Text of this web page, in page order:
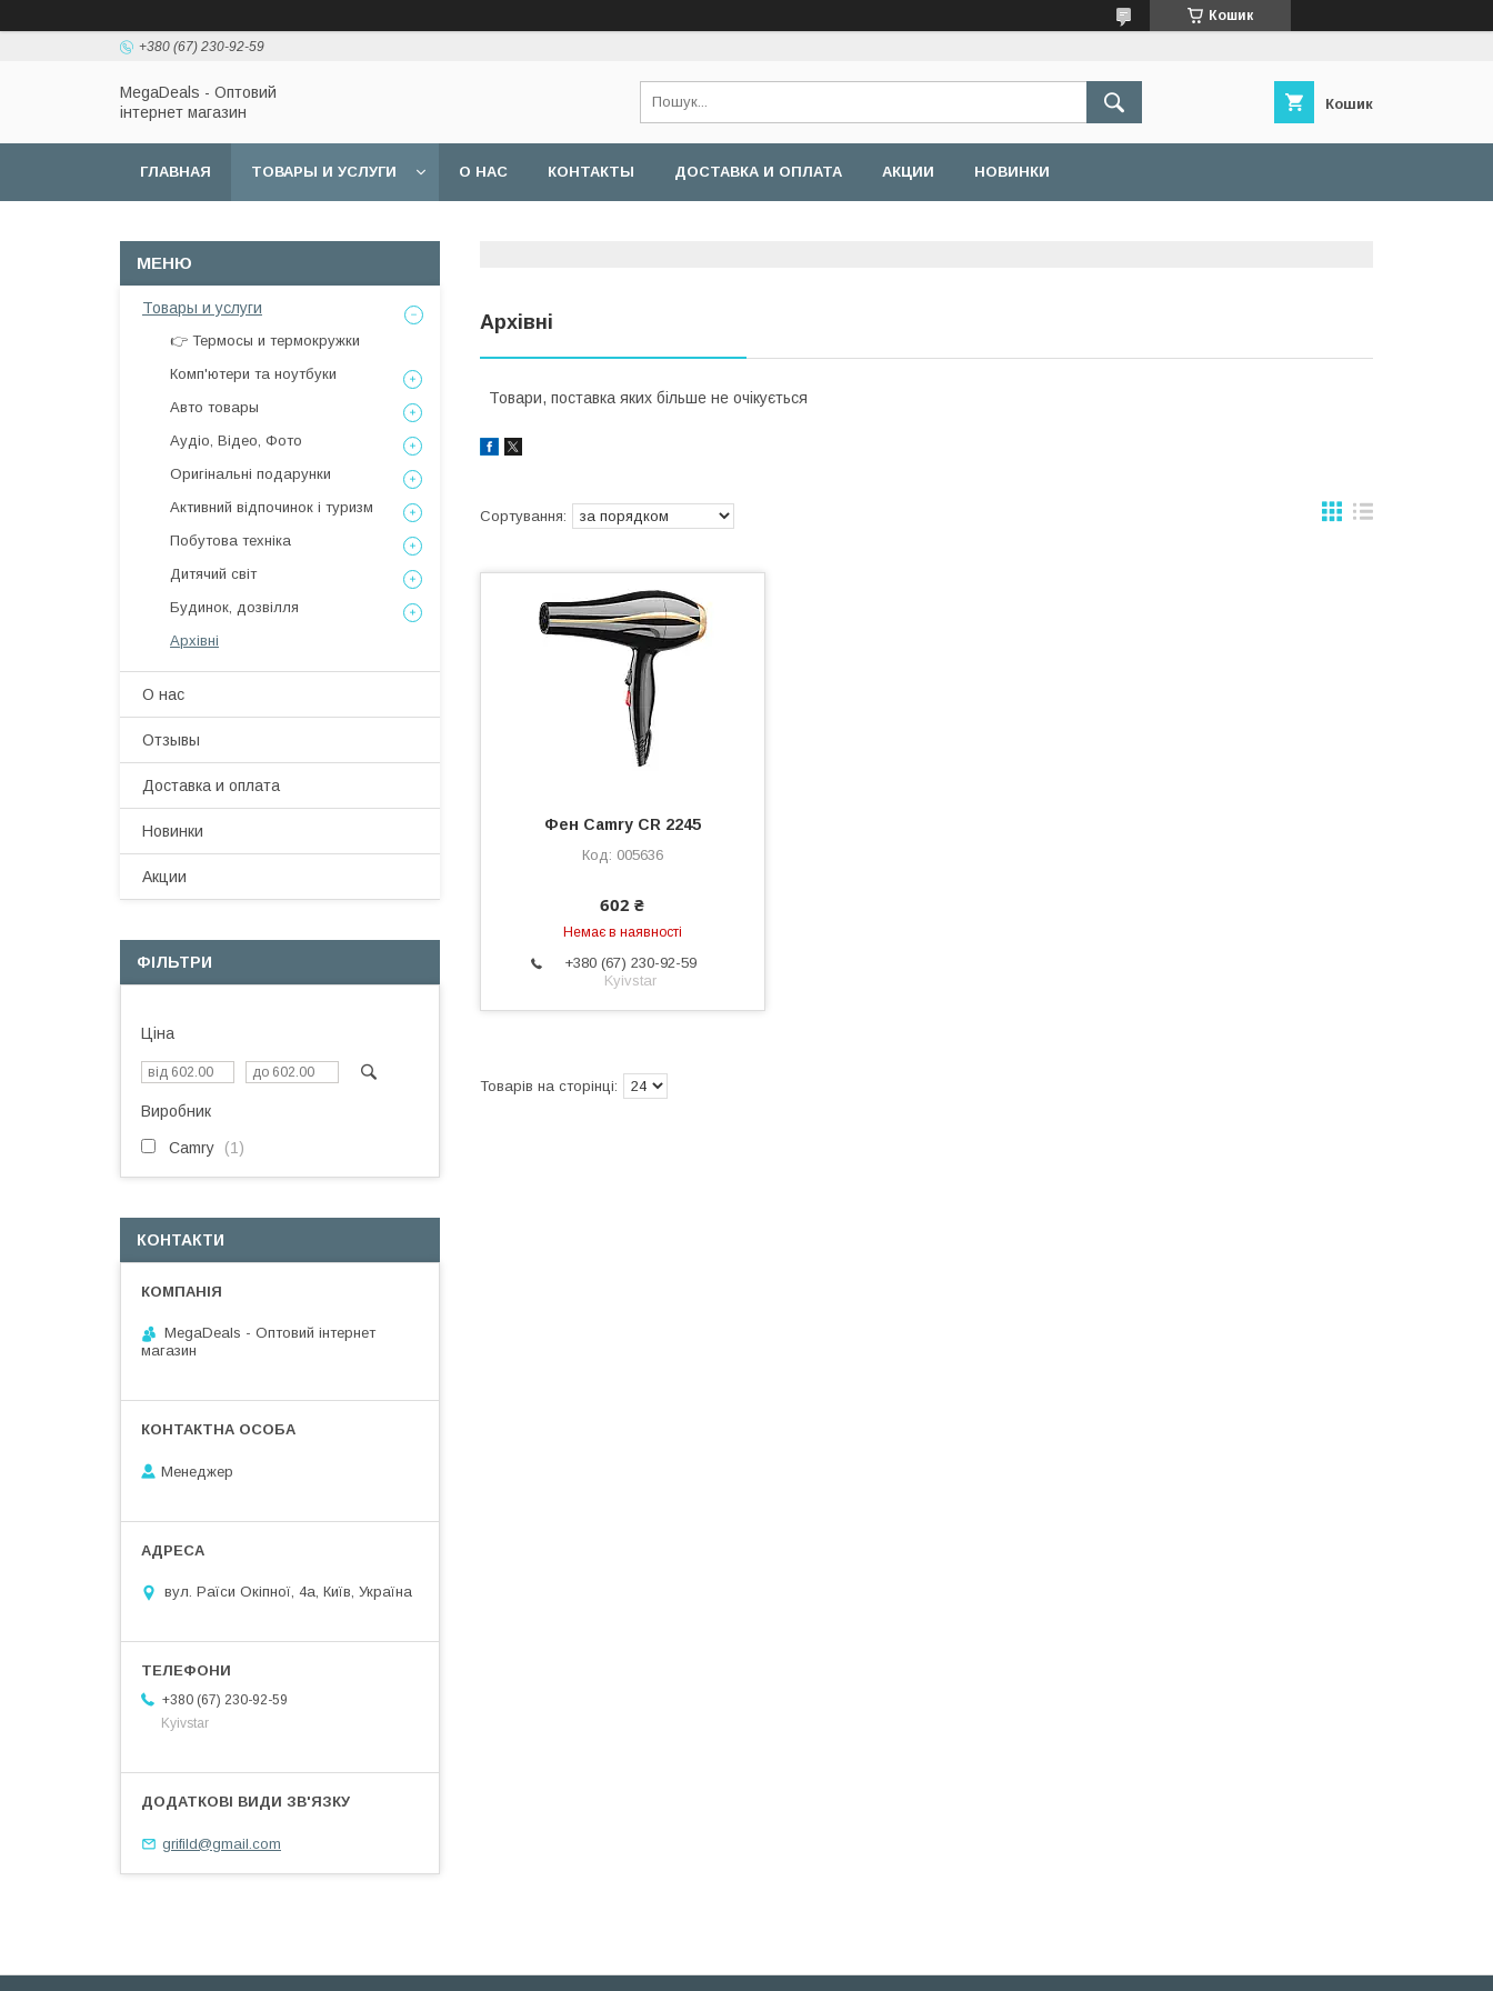
Кошик
+380 (67) 230-92-59
MegaDeals - Оптовий
інтернет магазин
Кошик
ГЛАВНАЯ ТОВАРЫ И УСЛУГИ О НАС КОНТАКТЫ ДОСТАВКА И ОПЛАТА АКЦИИ НОВИНКИ
Архівні
Товари, поставка яких більше не очікується
Фен Camry CR 2245
005636
602 ₴
Немає в наявності
+380 (67) 230-92-59
Kyivstar
Товары и услуги
👉 Термосы и термокружки
Комп'ютери та ноутбуки
Авто товары
Аудіо, Відео, Фото
Оригінальні подарунки
Активний відпочинок і туризм
Побутова техніка
Дитячий світ
Будинок, дозвілля
Архівні
О нас
Отзывы
Доставка и оплата
Новинки
Акции
ФІЛЬТРИ
Ціна
Виробник
Camry 1
КОНТАКТИ
MegaDeals - Оптовий інтернет
магазин
Менеджер
вул. Раїси Окіпної, 4а, Київ, Україна
+380 (67) 230-92-59
Kyivstar
grifild@gmail.com